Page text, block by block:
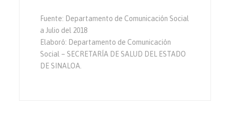
Fuente: Departamento de Comunicación Social
a Julio del 2018
Elaboró: Departamento de Comunicación
Social – SECRETARÍA DE SALUD DEL ESTADO
DE SINALOA.